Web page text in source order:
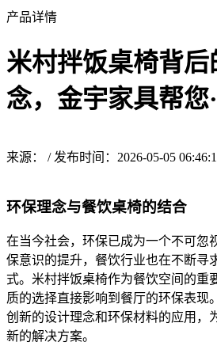
产品详情
米村拌饭桌椅背后
念，金宇家具帮您
来源： / 发布时间：2026-05-05
环保理念与餐饮桌椅的结合
在当今社会，环保已成为一个不可忽
保意识的提升，餐饮行业也在不断寻
式。米村拌饭桌椅作为餐饮空间的重
质的选择直接影响到餐厅的环保表现
创新的设计理念和环保材料的应用，
新的解决方案。